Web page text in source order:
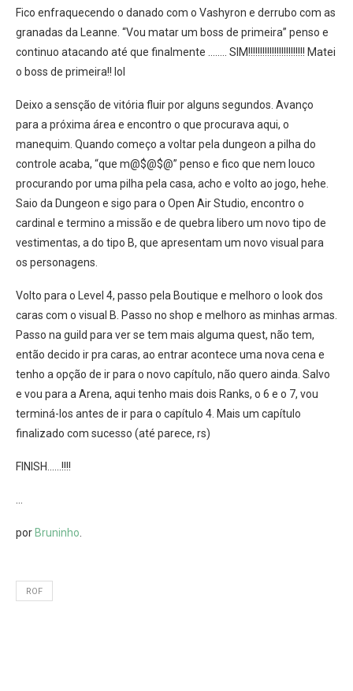
Fico enfraquecendo o danado com o Vashyron e derrubo com as
granadas da Leanne. “Vou matar um boss de primeira” penso e
continuo atacando até que finalmente …….. SIM!!!!!!!!!!!!!!!!!!!!!!!! Matei
o boss de primeira!! lol
Deixo a sensção de vitória fluir por alguns segundos. Avanço
para a próxima área e encontro o que procurava aqui, o
manequim. Quando começo a voltar pela dungeon a pilha do
controle acaba, “que m@$@$@” penso e fico que nem louco
procurando por uma pilha pela casa, acho e volto ao jogo, hehe.
Saio da Dungeon e sigo para o Open Air Studio, encontro o
cardinal e termino a missão e de quebra libero um novo tipo de
vestimentas, a do tipo B, que apresentam um novo visual para
os personagens.
Volto para o Level 4, passo pela Boutique e melhoro o look dos
caras com o visual B. Passo no shop e melhoro as minhas armas.
Passo na guild para ver se tem mais alguma quest, não tem,
então decido ir pra caras, ao entrar acontece uma nova cena e
tenho a opção de ir para o novo capítulo, não quero ainda. Salvo
e vou para a Arena, aqui tenho mais dois Ranks, o 6 e o 7, vou
terminá-los antes de ir para o capítulo 4. Mais um capítulo
finalizado com sucesso (até parece, rs)
FINISH……!!!!
…
por Bruninho.
ROF